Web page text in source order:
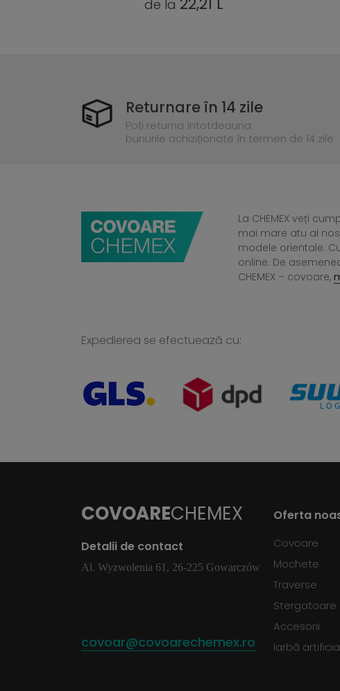
de la
Returnare în 14 zile
Poți returna întotdeauna
bunurile achiziționate în termen de 14 zile
La CHEMEX veți
mai mare atu al
modele orientale.
online. De
CHEMEX – covoare,
Expedierea se efectuează cu:
COVOARECHEMEX
Detalii de contact
Al. Wyzwolenia 61, 26-225 Gowarczów
covoar@covoarechemex.ro
Oferta
Covoare
Mochete
Traverse
Stergatoare
Accesorii
Iarbă